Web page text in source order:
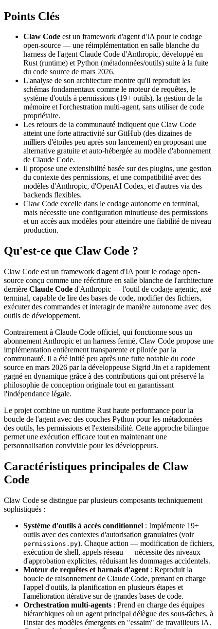
Points Clés
Claw Code est un framework d'agent d'IA pour le codage
open-source — une réimplémentation en salle blanche du
harness de l'agent Claude Code d'Anthropic, développé en
Rust (runtime) et Python (métadonnées/outils) suite à la fuite
du code source de mars 2026.
L'analyse de son architecture montre qu'il reproduit les
schémas fondamentaux comme le moteur de requêtes, le
système d'outils à permissions (19+ outils), la gestion de la
mémoire et l'orchestration multi-agent, sans utiliser de code
propriétaire.
Les retours de la communauté indiquent que Claw Code
atteint une forte attractivité sur GitHub (des dizaines de
milliers d'étoiles peu après son lancement) en proposant une
alternative gratuite et auto-hébergée au modèle d'abonnement
de Claude Code.
Il propose une extensibilité basée sur des plugins, une gestion
du contexte des permissions, et une compatibilité avec des
modèles d'Anthropic, d'OpenAI Codex, et d'autres via des
backends flexibles.
Claw Code excelle dans le codage autonome en terminal,
mais nécessite une configuration minutieuse des permissions
et un accès aux modèles pour atteindre une fiabilité de niveau
production.
Qu'est-ce que Claw Code ?
Claw Code est un framework d'agent d'IA pour le codage open-
source conçu comme une réécriture en salle blanche de l'architecture
derrière Claude Code d'Anthropic — l'outil de codage agentic, axé
terminal, capable de lire des bases de code, modifier des fichiers,
exécuter des commandes et interagir de manière autonome avec des
outils de développement.
Contrairement à Claude Code officiel, qui fonctionne sous un
abonnement Anthropic et un harness fermé, Claw Code propose une
implémentation entièrement transparente et pilotée par la
communauté. Il a été initié peu après une fuite notable du code
source en mars 2026 par la développeuse Sigrid Jin et a rapidement
gagné en dynamique grâce à des contributions qui ont préservé la
philosophie de conception originale tout en garantissant
l'indépendance légale.
Le projet combine un runtime Rust haute performance pour la
boucle de l'agent avec des couches Python pour les métadonnées
des outils, les permissions et l'extensibilité. Cette approche bilingue
permet une exécution efficace tout en maintenant une
personnalisation conviviale pour les développeurs.
Caractéristiques principales de Claw
Code
Claw Code se distingue par plusieurs composants techniquement
sophistiqués :
Système d'outils à accès conditionnel : Implémente 19+
outils avec des contextes d'autorisation granulaires (voir
permissions.py). Chaque action — modification de fichiers,
exécution de shell, appels réseau — nécessite des niveaux
d'approbation explicites, réduisant les dommages accidentels.
Moteur de requêtes et harnais d'agent : Reproduit la
boucle de raisonnement de Claude Code, prenant en charge
l'appel d'outils, la planification en plusieurs étapes et
l'amélioration itérative sur de grandes bases de code.
Orchestration multi-agents : Prend en charge des équipes
hiérarchiques où un agent principal délègue des sous-tâches, à
l'instar des modèles émergents en "essaim" de travailleurs IA.